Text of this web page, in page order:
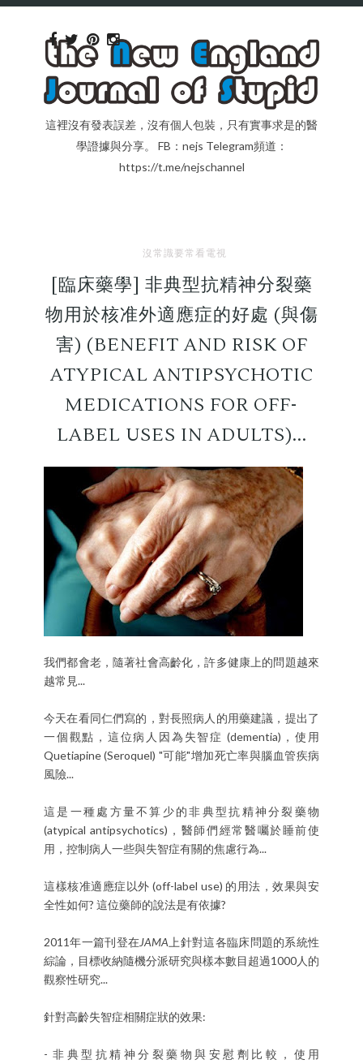
這裡沒有發表誤差，沒有個人包裝，只有實事求是的醫
學證據與分享。 FB：nejs Telegram頻道：
https://t.me/nejschannel
沒常識要常看電視
[臨床藥學] 非典型抗精神分裂藥
物用於核准外適應症的好處 (與傷
害) (BENEFIT AND RISK OF
ATYPICAL ANTIPSYCHOTIC
MEDICATIONS FOR OFF-
LABEL USES IN ADULTS)...
我們都會老，隨著社會高齡化，許多健康上的問題越來
越常見...
今天在看同仁們寫的，對長照病人的用藥建議，提出了
一個觀點，這位病人因為失智症 (dementia)，使用
Quetiapine (Seroquel) "可能"增加死亡率與腦血管疾病
風險...
這是一種處方量不算少的非典型抗精神分裂藥物
(atypical antipsychotics)，醫師們經常醫囑於睡前使
用，控制病人一些與失智症有關的焦慮行為...
這樣核准適應症以外 (off-label use) 的用法，效果與安
全性如何? 這位藥師的說法是有依據?
2011年一篇刊登在JAMA 上針對這各臨床問題的系統性
綜論，目標收納隨機分派研究與樣本數目超過1000人的
觀察性研究...
針對高齡失智症相關症狀的效果:
- 非典型抗精神分裂藥物與安慰劑比較，使用